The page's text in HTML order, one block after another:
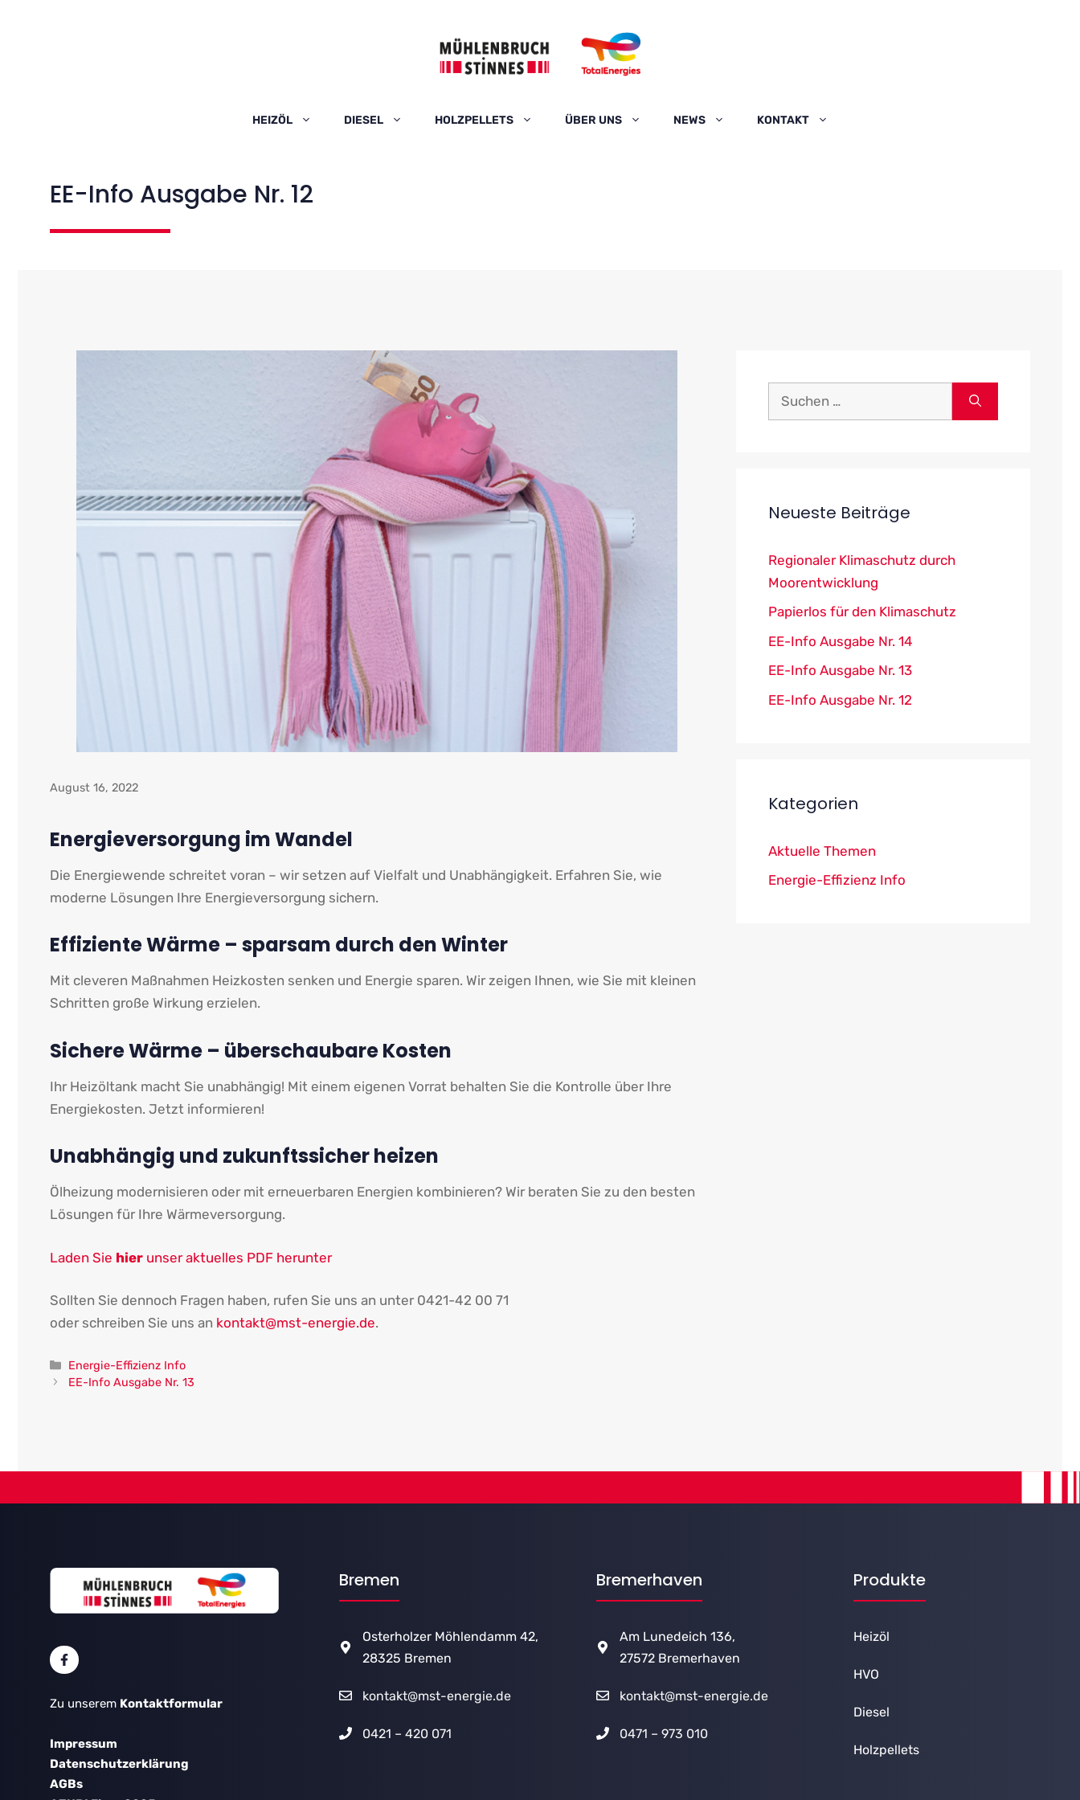
HEIZÖL DIESEL HOLZPELLETS ÜBER UNS NEWS KONTAKT
EE-Info Ausgabe Nr. 12
August 16, 2022
Energieversorgung im Wandel
Die Energiewende schreitet voran – wir setzen auf Vielfalt und Unabhängigkeit. Erfahren Sie, wie
moderne Lösungen Ihre Energieversorgung sichern.
Effiziente Wärme – sparsam durch den Winter
Mit cleveren Maßnahmen Heizkosten senken und Energie sparen. Wir zeigen Ihnen, wie Sie mit kleinen
Schritten große Wirkung erzielen.
Sichere Wärme – überschaubare Kosten
Ihr Heizöltank macht Sie unabhängig! Mit einem eigenen Vorrat behalten Sie die Kontrolle über Ihre
Energiekosten. Jetzt informieren!
Unabhängig und zukunftssicher heizen
Ölheizung modernisieren oder mit erneuerbaren Energien kombinieren? Wir beraten Sie zu den besten
Lösungen für Ihre Wärmeversorgung.
Laden Sie hier unser aktuelles PDF herunter
Sollten Sie dennoch Fragen haben, rufen Sie uns an unter 0421-42 00 71
oder schreiben Sie uns an kontakt@mst-energie.de.
Kategorien
Energie-Effizienz Info
EE-Info Ausgabe Nr. 13
Suchen
Neueste Beiträge
Regionaler Klimaschutz durch
Moorentwicklung
Papierlos für den Klimaschutz
EE-Info Ausgabe Nr. 14
EE-Info Ausgabe Nr. 13
EE-Info Ausgabe Nr. 12
Kategorien
Aktuelle Themen
Energie-Effizienz Info
Zu unserem Kontaktformular
Impressum
Datenschutzerklärung
AGBs
Bremen
Osterholzer Möhlendamm 42,
28325 Bremen
kontakt@mst-energie.de
0421 – 420 071
Bremerhaven
Am Lunedeich 136,
27572 Bremerhaven
kontakt@mst-energie.de
0471 – 973 010
Produkte
Heizöl
HVO
Diesel
Holzpellets